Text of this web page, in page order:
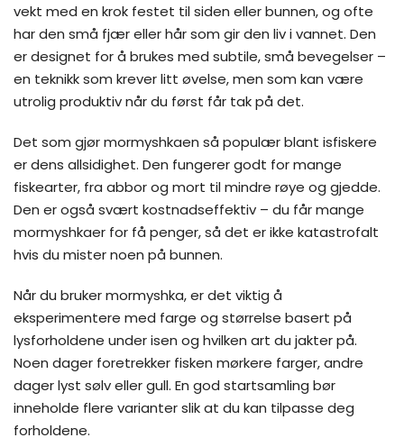
vekt med en krok festet til siden eller bunnen, og ofte
har den små fjær eller hår som gir den liv i vannet. Den
er designet for å brukes med subtile, små bevegelser –
en teknikk som krever litt øvelse, men som kan være
utrolig produktiv når du først får tak på det.
Det som gjør mormyshkaen så populær blant isfiskere
er dens allsidighet. Den fungerer godt for mange
fiskearter, fra abbor og mort til mindre røye og gjedde.
Den er også svært kostnadseffektiv – du får mange
mormyshkaer for få penger, så det er ikke katastrofalt
hvis du mister noen på bunnen.
Når du bruker mormyshka, er det viktig å
eksperimentere med farge og størrelse basert på
lysforholdene under isen og hvilken art du jakter på.
Noen dager foretrekker fisken mørkere farger, andre
dager lyst sølv eller gull. En god startsamling bør
inneholde flere varianter slik at du kan tilpasse deg
forholdene.